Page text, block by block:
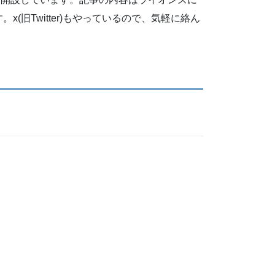
x(旧Twitter)もやっているので、気軽に絡ん